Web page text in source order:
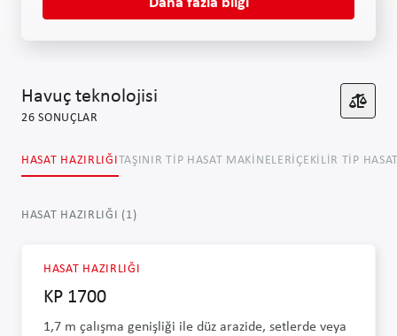
Havuç teknolojisi
26 SONUÇLAR
HASAT HAZIRLIĞITAŞINIR TIP HASAT MAKINELERIÇEKILIR TIP
HASAT HAZIRLIĞI (1 )
HASAT HAZIRLIĞI
KP 1700
1,7 m çalışma genişliği ile düz arazide, setlerde veya